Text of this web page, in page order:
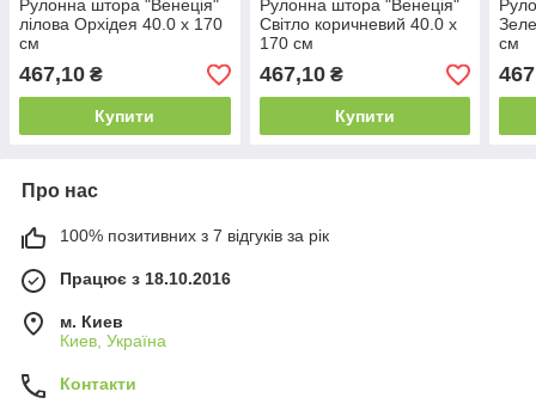
Рулонна штора "Венеція"
лілова Орхідея 40.0 x 170
см
467,10 ₴
Купити
Рулонна штора "Венеція"
Світло коричневий 40.0 x
170 см
467,10₴
Купити
см
Про нас
100% позитивних з 7 відгуків за рік
Працює з 18.10.2016
м. Киев
Киев, Україна
Контакти